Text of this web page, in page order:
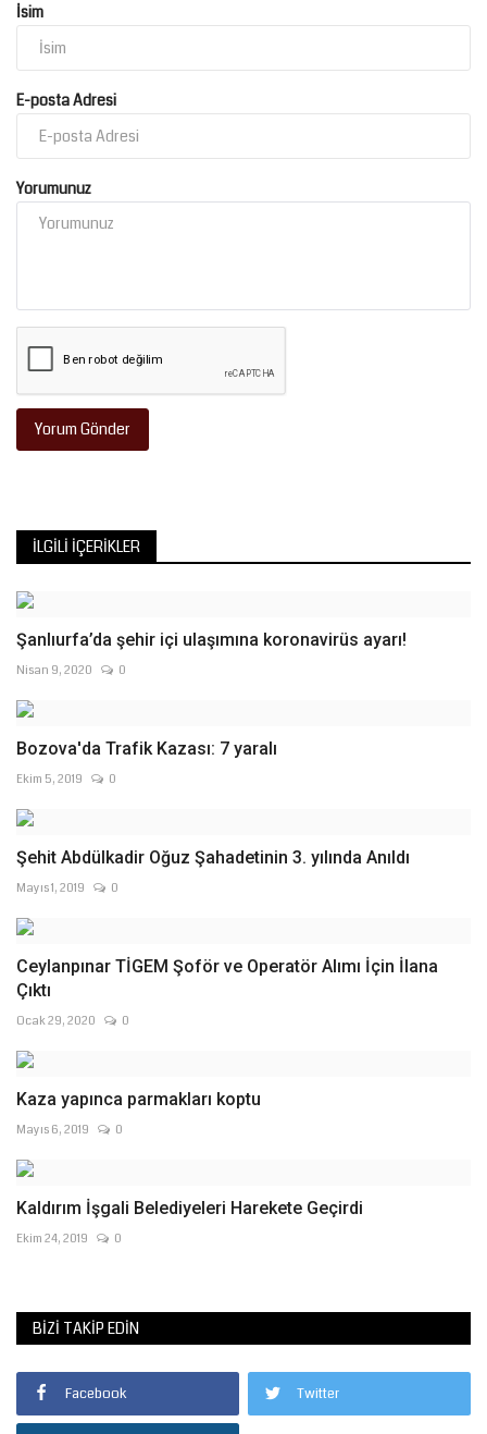
İsim
E-posta Adresi
Yorumunuz
Yorum Gönder
İLGILI İÇERIKLER
Şanlıurfa’da şehir içi ulaşımına koronavirüs ayarı!
Nisan 9, 2020 0
Bozova'da Trafik Kazası: 7 yaralı
Ekim 5, 2019 0
Şehit Abdülkadir Oğuz Şahadetinin 3. yılında Anıldı
Mayıs 1, 2019 0
Ceylanpınar TİGEM Şoför ve Operatör Alımı İçin İlana
Çıktı
Ocak 29, 2020 0
Kaza yapınca parmakları koptu
Mayıs 6, 2019 0
Kaldırım İşgali Belediyeleri Harekete Geçirdi
Ekim 24, 2019 0
BIZI TAKIP EDIN
Facebook Twitter